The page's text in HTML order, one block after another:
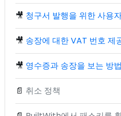
🎥 청구서 발행을 위한 사용
🎥 송장에 대한 VAT 번호 제
🎥 영수증과 송장을 보는 방법
📄 취소 정책